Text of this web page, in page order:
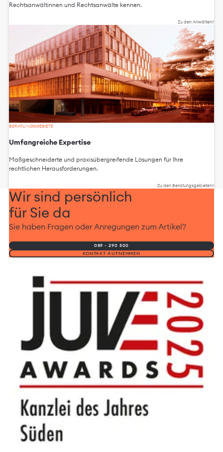
Rechtsanwältinnen und Rechtsanwälte kennen.
Zu den Anwälten
BERATUNGSGEBIETE
Umfangreiche Expertise
Maßgeschneiderte und praxisübergreifende Lösungen für Ihre
rechtlichen Herausforderungen.
Zu den Beratungsgebieten
Wir sind persönlich
für Sie da
Sie haben Fragen oder Anregungen zum Artikel?
089 - 290 500
KONTAKT AUFNEHMEN